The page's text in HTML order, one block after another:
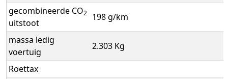
gecombineerde CO2
uitstoot
198 g/km
massa ledig
voertuig
2.303 Kg
Roettax